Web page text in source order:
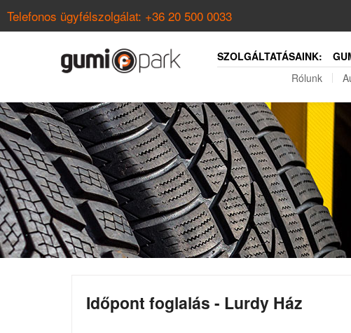
Telefonos ügyfélszolgálat: +36 20 500 0033
SZOLGÁLTATÁSAINK:
Rólunk
Időpont foglalás - Lurdy Ház